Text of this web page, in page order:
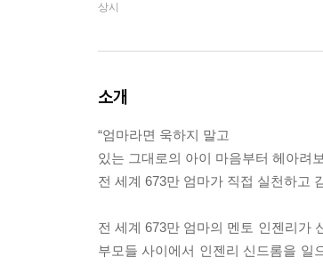
상시
소개
“엄마라면 욱하지 말고
있는 그대로의 아이 마음부터 헤아려
전 세계 673만 엄마가 직접 실천하고
전 세계 673만 엄마의 멘토 인젠리가
부모들 사이에서 인젠리 신드롬을 일